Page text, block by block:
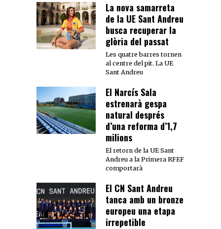
La nova samarreta
de la UE Sant Andreu
busca recuperar la
glòria del passat
Les quatre barres tornen
al centre del pit. La UE
Sant Andreu
El Narcís Sala
estrenarà gespa
natural després
d’una reforma d’1,7
milions
El retorn de la UE Sant
Andreu a la Primera RFEF
comportarà
El CN Sant Andreu
tanca amb un bronze
europeu una etapa
irrepetible